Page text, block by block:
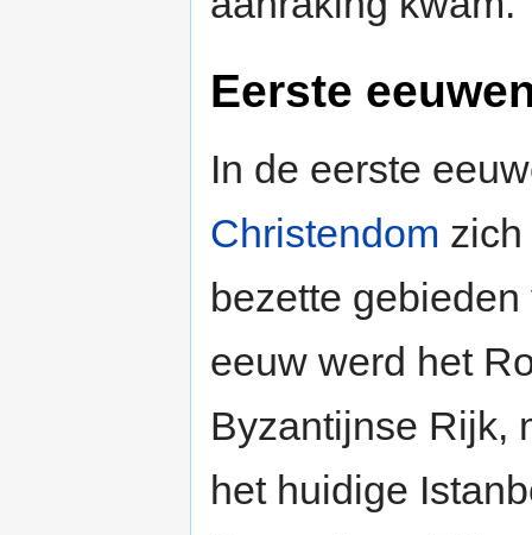
Eerste
In de eerste
Christendom
bezette
eeuw werd het
Byzantijnse Rijk,
het huidige